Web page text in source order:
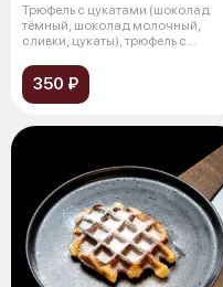
Трюфель с цукатами (шоколад
тёмный, шоколад молочный,
сливки, цукаты), трюфель с
350 ₽